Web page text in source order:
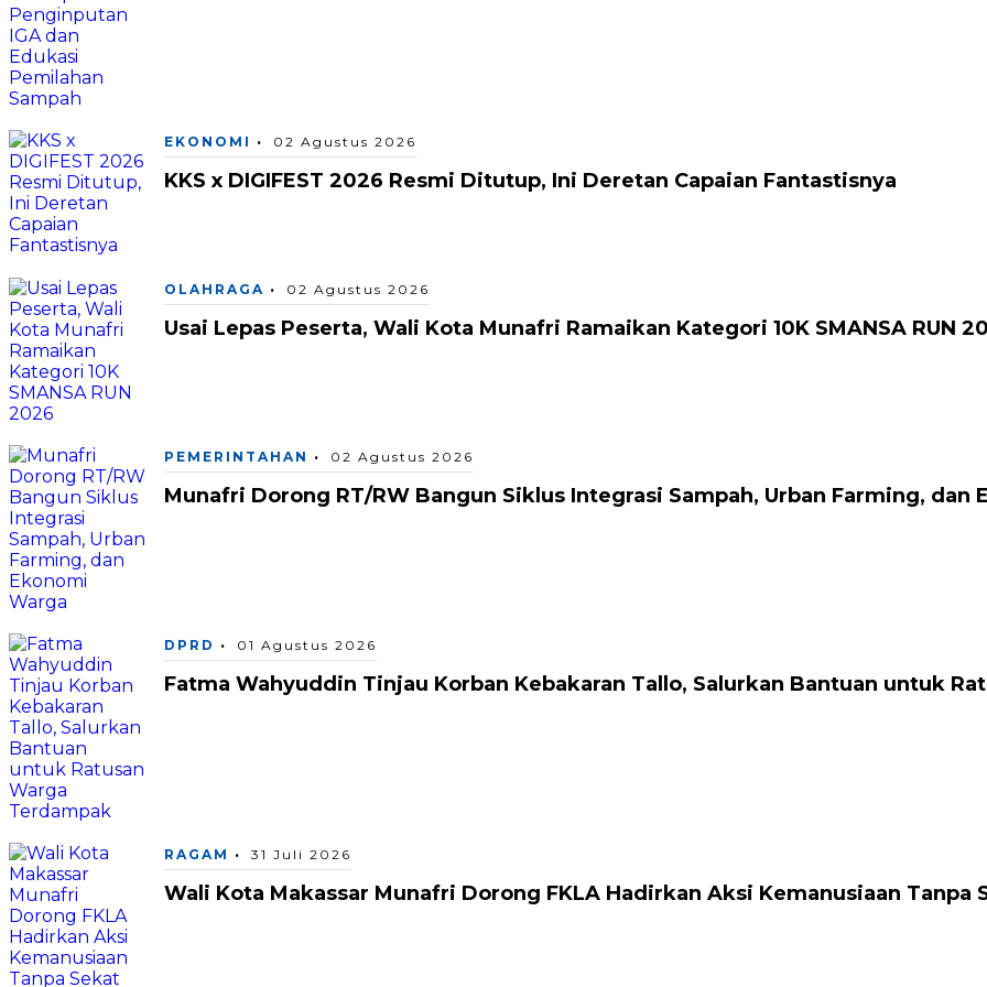
EKONOMI 02 Agustus 2026
KKS x DIGIFEST 2026 Resmi Ditutup, Ini Deretan Capaian Fantastisnya
OLAHRAGA 02 Agustus 2026
Usai Lepas Peserta, Wali Kota Munafri Ramaikan Kategori 10K SMANSA RUN
PEMERINTAHAN 02 Agustus 2026
Munafri Dorong RT/RW Bangun Siklus Integrasi Sampah, Urban Farming, dan
DPRD 01 Agustus 2026
Fatma Wahyuddin Tinjau Korban Kebakaran Tallo, Salurkan Bantuan untuk
RAGAM 31 Juli 2026
Wali Kota Makassar Munafri Dorong FKLA Hadirkan Aksi Kemanusiaan Tanpa